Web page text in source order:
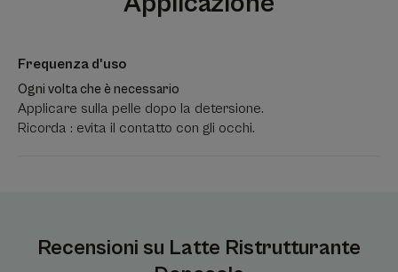
Frequenza d'uso
Ogni volta che è necessario
Applicare sulla pelle dopo la detersione.
Ricorda : evita il contatto con gli occhi.
Recensioni su Latte Ristrutturante